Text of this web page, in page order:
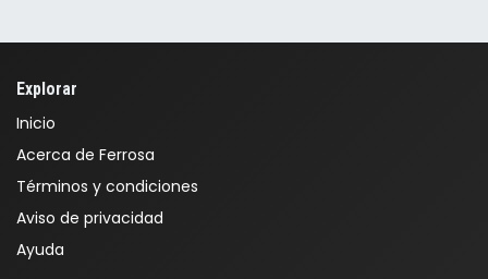
Explorar
Inicio
Acerca de Ferrosa
Términos y condiciones
Aviso de privacidad
Ayuda